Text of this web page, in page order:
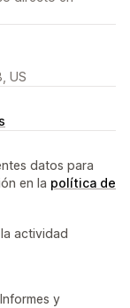
US
datos para
en la política de
actividad
y